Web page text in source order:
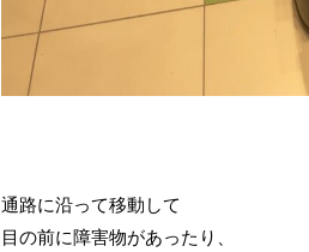
通路に沿って移動して
目の前に障害物があったり、